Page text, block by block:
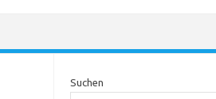
Suchen